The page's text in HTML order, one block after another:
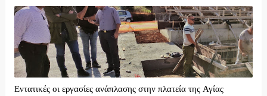
Εντατικές οι εργασίες ανάπλασης στην πλατεία της Αγίας